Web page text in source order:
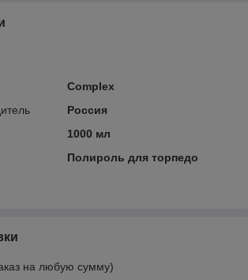
Complex
Россия
1000 мл
Полироль для торпедо
на любую сумму)